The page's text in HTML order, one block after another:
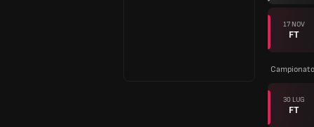
17 NOV
FT
30 LUG
FT